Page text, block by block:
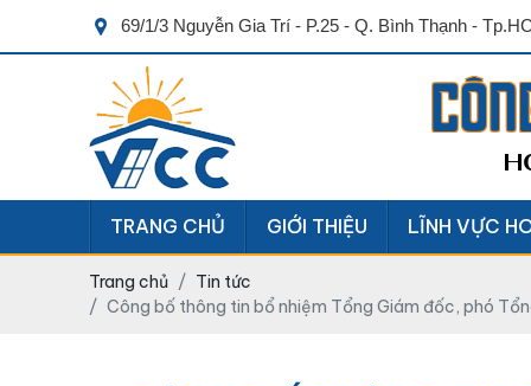
69/1/3 Nguyễn Gia Trí - P.25 - Q. Bình Thạnh -
TRANG CHỦ GIỚI THIỆU LĨNH VỰC
Trang chủ
Tin tức
Công bố thông tin bổ nhiệm Tổng Giám đốc, phó